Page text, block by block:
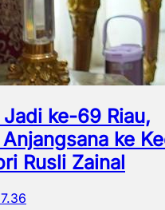
ke-69 Riau,
ke
Rusli Zainal